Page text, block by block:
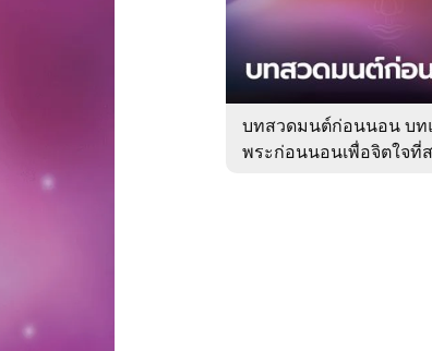
Sanook
ดูด
บทสวดมนต์ก่อนนอน บท
พระก่อนนอนเพื่อจิตใจที่